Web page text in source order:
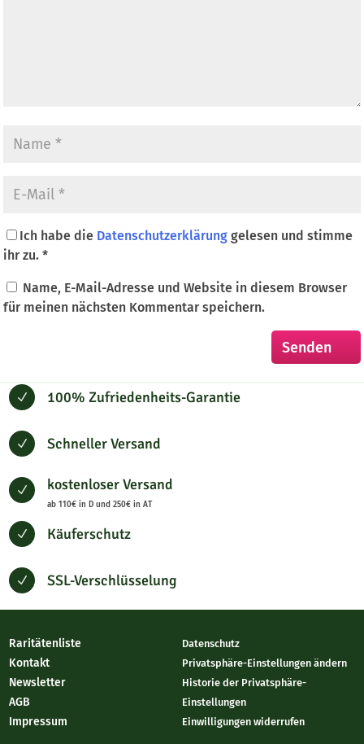
Ich habe die Datenschutzerklärung gelesen und stimme
ihr zu. *
Name, E-Mail-Adresse und Website in diesem Browser
für meinen nächsten Kommentar speichern.
N 100% Zufriedenheits-Garantie
N Schneller Versand
N kostenloser Versand
ab 110€ in D und 250€ in AT
N Käuferschutz
N SSL-Verschlüsselung
Raritätenliste
Kontakt
Newsletter
AGB
Impressum
Datenschutz
Privatsphäre-Einstellungen ändern
Historie der Privatsphäre-
Einstellungen
Einwilligungen widerrufen